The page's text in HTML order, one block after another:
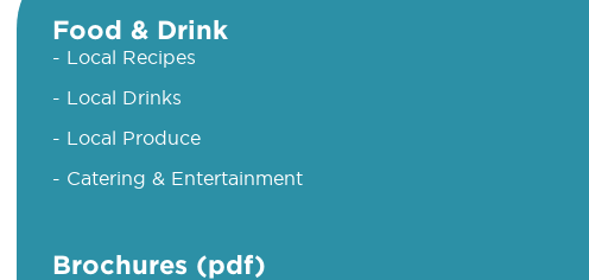
Food & Drink
- Local Recipes
- Local Drinks
- Local Produce
- Catering & Entertainment
Brochures (pdf)